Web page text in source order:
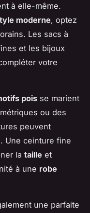
à elle-même.
moderne, optez
Les sacs à
et les bijoux
votre
pois se marient
ou des
peuvent
Une ceinture fine
la taille et
à une robe
une parfaite